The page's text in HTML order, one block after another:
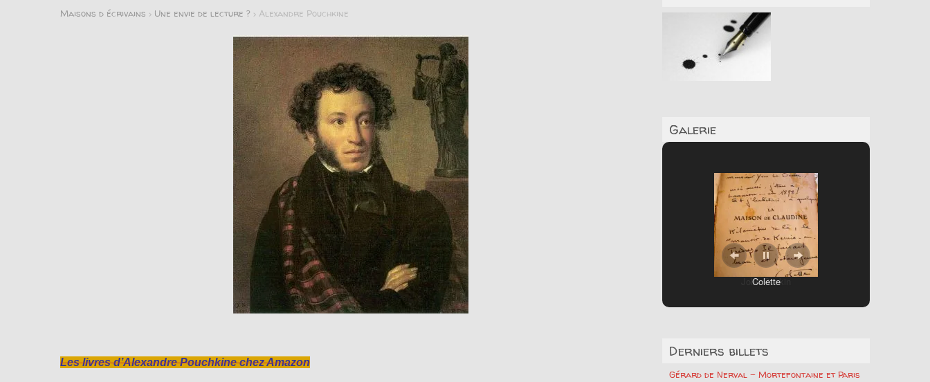
Maisons d écrivains > Une envie de lecture ? > Alexandre Pouchkine
Les livres d’Alexandre Pouchkine chez Amazon
Galerie
Colette
Derniers billets
Gérard de Nerval – Mortefontaine et Paris